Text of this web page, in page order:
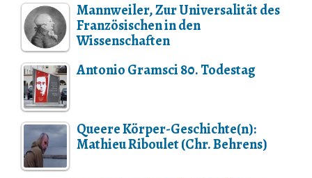
Mannweiler, Zur Universalität des
Französischen in den
Wissenschaften
Antonio Gramsci 80. Todestag
Queere Körper-Geschichte(n):
Mathieu Riboulet (Chr. Behrens)